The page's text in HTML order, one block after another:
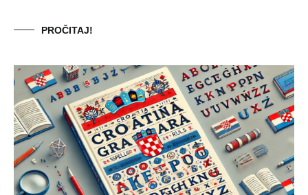
PROČITAJ!